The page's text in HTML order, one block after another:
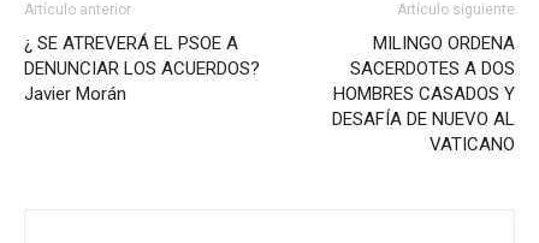
Artículo anterior
¿ SE ATREVERÁ EL PSOE A
DENUNCIAR LOS ACUERDOS?
Javier Morán
Artículo siguiente
MILINGO ORDENA
SACERDOTES A DOS
HOMBRES CASADOS Y
DESAFÍA DE NUEVO AL
VATICANO